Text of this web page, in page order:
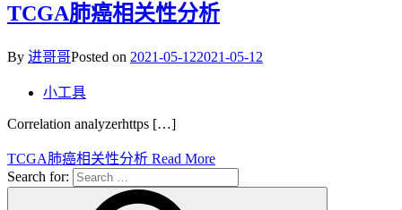
TCGA肺癌相关性分析
By 进哥哥Posted on 2021-05-122021-05-12
小工具
Correlation analyzerhttps […]
TCGA肺癌相关性分析 Read More
Search for: